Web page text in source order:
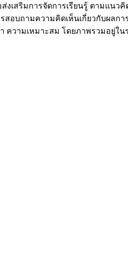
งเสริมการจัดการเรียนรู้ ตามแน
อบถามความคิดเห็นเกี่ยวกับผลก
วามเหมาะสม โดยภาพรวมอยู่ใน